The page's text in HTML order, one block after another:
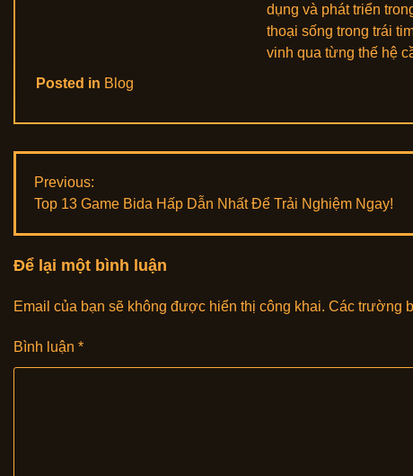
dụng và phát triển
thoại sống trong trái
vinh qua từng thế hệ
Posted in Blog
Điều
hướng
bài
Previous:
Top 13 Game Bida Hấp Dẫn Nhất Để Trải Nghiệm Ngay!
Để lại một bình luận
Email của bạn sẽ không được hiển thị công khai. Các trường
Bình luận *